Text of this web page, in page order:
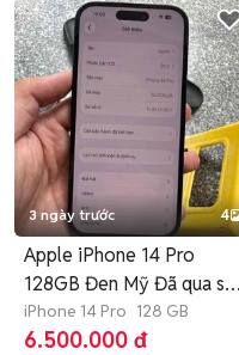
3 ngày trước 4
Apple iPhone 14 Pro
128GB Đen Mỹ Đã qua sử
dụng
iPhone 14 Pro 128 GB
6.500.000 đ